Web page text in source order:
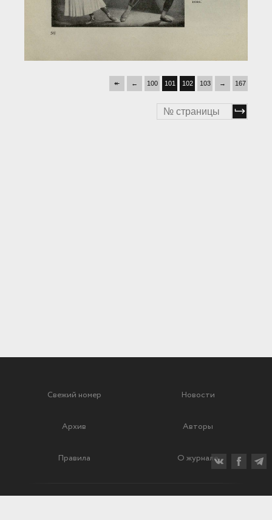
↞ ← 100 101 102 103 → 167
Свежий номер Новости
Архив Авторы
Правила О журнале